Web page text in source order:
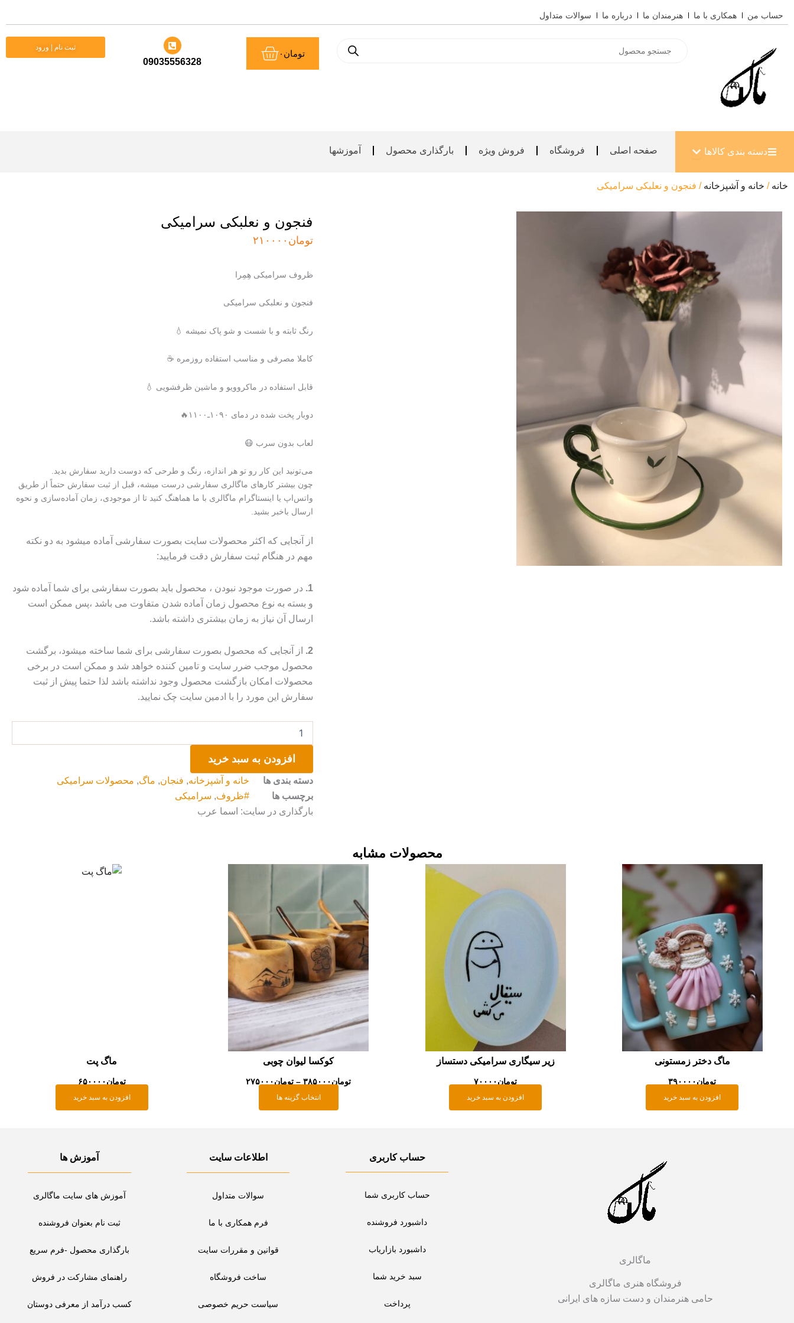
به
حساب من همکاری با ما هنرمندان ما درباره ما سوالات متداول
search
تومان ۰سبد
خرید
09035556328
ثبت نام | ورود
دسته بندی کالاها باز کردن دسته بندی کالاها
صفحه اصلی فروشگاه فروش ویژه بارگذاری محصول آموزشها
خانه / خانه و آشپزخانه / فنجون و نعلبکی سرامیکی
فنجون و نعلبکی سرامیکی
تومان ۲۱۰۰۰۰
ظروف سرامیکی هِمِرا
فنجون و نعلبکی سرامیکی
رنگ ثابته و با شست و شو پاک نمیشه 💧
کاملا مصرفی و مناسب استفاده روزمره ☕
قابل استفاده در ماکروویو و ماشین ظرفشویی 💧
دوبار پخت شده در دمای ۱۰۹۰ـ۱۱۰۰🔥
لعاب بدون سرب 😷
می‌تونید این کار رو تو هر اندازه، رنگ و طرحی که دوست دارید سفارش بدید.
چون بیشتر کارهای ماگالری سفارشی درست میشه، قبل از ثبت سفارش حتماً از طریق
واتس‌اپ یا اینستاگرام ماگالری با ما هماهنگ کنید تا از موجودی، زمان آماده‌سازی و نحوه
ارسال باخبر بشید.
از آنجایی که اکثر محصولات سایت بصورت سفارشی آماده میشود به دو نکته
مهم در هنگام ثبت سفارش دقت فرمایید:
1. در صورت موجود نبودن ، محصول باید بصورت سفارشی برای شما آماده شود
و بسته به نوع محصول زمان آماده شدن متفاوت می باشد ،پس ممکن است
ارسال آن نیاز به زمان بیشتری داشته باشد.
2.
از آنجایی که محصول بصورت سفارشی برای شما ساخته میشود، برگشت
محصول موجب ضرر سایت و تامین کننده خواهد شد و ممکن است در برخی
محصولات امکان بازگشت محصول وجود نداشته باشد لذا حتما پیش از ثبت
سفارش این مورد را با ادمین سایت چک نمایید.
نعلبکی
سرامیکی
عدد
افزودن به سبد خرید
دسته بندی ها خانه و آشپزخانه, فنجان, ماگ, محصولات سرامیکی
برچسب ها
#ظروف, سرامیکی
بارگذاری در سایت: اسما عرب
محصولات مشابه
ماگ دختر زمستونی
تومان۳۹۰۰۰۰
افزودن به سبد خرید
زیر سیگاری سرامیکی دستساز
تومان۷۰۰۰۰
افزودن به سبد خرید
کوکسا لیوان چوبی
تومان۳۸۵۰۰۰ – تومان۲۷۵۰۰۰
تومان۳۸۵۰۰۰
انتخاب گزینه ها
محصول
انواع
مختلفی
می
باشد.
گزینه
ها
ممکن
است
در
صفحه
انتخاب
شوند
ماگ پت
تومان۶۵۰۰۰۰
افزودن به سبد خرید
ماگالری
فروشگاه هنری ماگالری
حامی هنرمندان و دست سازه های ایرانی
حساب کاربری
حساب کاربری شما
داشبورد فروشنده
داشبورد بازاریاب
سبد خرید شما
پرداخت
اطلاعات سایت
سوالات متداول
فرم همکاری با ما
قوانین و مقررات سایت
ساخت فروشگاه
سیاست حریم خصوصی
آموزش ها
آموزش های سایت ماگالری
ثبت نام بعنوان فروشنده
بارگذاری محصول -فرم سریع
راهنمای مشارکت در فروش
کسب درآمد از معرفی دوستان